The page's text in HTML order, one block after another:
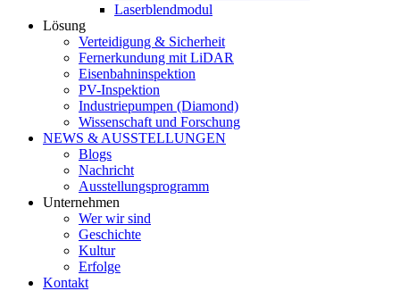
Laserblendmodul
Lösung
Verteidigung & Sicherheit
Fernerkundung mit LiDAR
Eisenbahninspektion
PV-Inspektion
Industriepumpen (Diamond)
Wissenschaft und Forschung
NEWS & AUSSTELLUNGEN
Blogs
Nachricht
Ausstellungsprogramm
Unternehmen
Wer wir sind
Geschichte
Kultur
Erfolge
Kontakt